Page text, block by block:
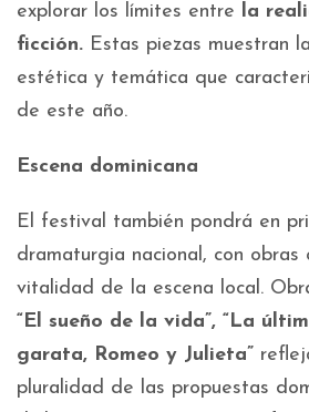
explorar los límites entre la
ficción. Estas piezas muestran
estética y temática que
de este año.
Escena dominicana
El festival también pondrá en
dramaturgia nacional, con obras
vitalidad de la escena local.
“El sueño de la vida”, “La
garata, Romeo y Julieta”
pluralidad de las propuestas